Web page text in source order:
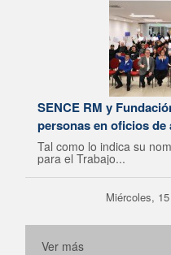
SENCE RM y
personas en oficios de
Tal como lo indica su
para el Trabajo...
Miércoles,
Ver más